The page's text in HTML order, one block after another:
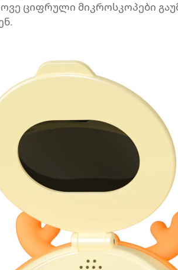
ციფრული მიკროსკოპები